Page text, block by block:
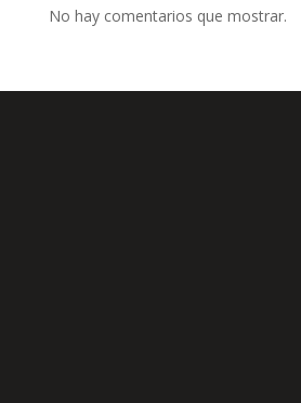
No hay comentarios que mostrar.